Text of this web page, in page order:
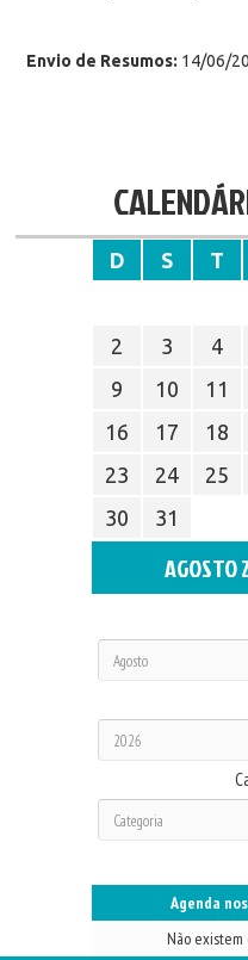
Envio de Resumos: 14/06/
D S T
2
3 4
9
10 11
16
17 18
23
24 25
30
31
AGOSTO
Agenda
Não